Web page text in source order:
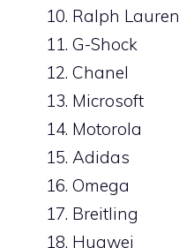
Ralph Lauren
G-Shock
Chanel
Microsoft
Motorola
Adidas
Omega
Breitling
Huawei